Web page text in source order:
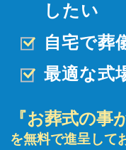
したい
自宅で葬
最適な式
『お葬式の事
を無料で進呈して